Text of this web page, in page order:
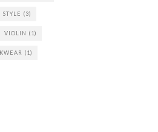
STYLE (3)
VIOLIN (1)
(1)